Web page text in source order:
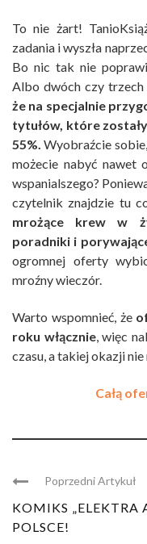
To nie żart!
zadania i wyszła
Bo nic tak nie
Albo dwóch czy trzech
że na specjalnie
tytułów, które
55%. Wyobraźcie
możecie nabyć nawet
wspanialszego?
czytelnik znajdzie tu
mrożące krew w
poradniki i
ogromnej oferty
mroźny wieczór.
Warto wspomnieć, że
roku włącznie, więc
czasu, a takiej okazji
Całą
Poprzedni Artykuł
KOMIKS „ELEKTRA
POLSCE!